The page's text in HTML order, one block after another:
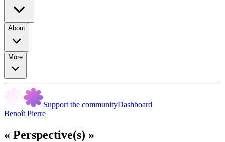
About
More
Support the communityDashboard
Benoît Pierre
« Perspective(s) »